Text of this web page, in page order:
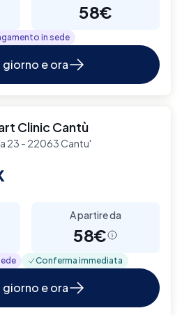
58€
in sede
e ora
Clinic Cantù
23 - 22063 Cantu'
A partire da
58€
Conferma immediata
e ora